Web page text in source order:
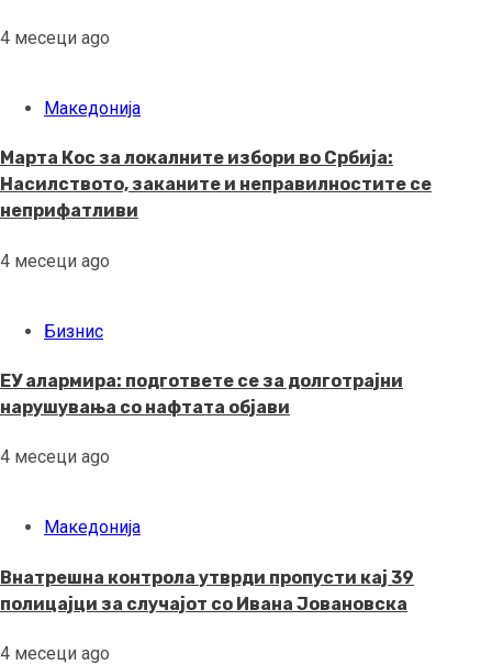
4 месеци ago
Македонија
Марта Кос за локалните избори во Србија:
Насилството, заканите и неправилностите се
неприфатливи
4 месеци ago
Бизнис
ЕУ алармира: подгответе се за долготрајни
нарушувања со нафтата објави
4 месеци ago
Македонија
Внатрешна контрола утврди пропусти кај 39
полицајци за случајот со Ивана Јовановска
4 месеци ago